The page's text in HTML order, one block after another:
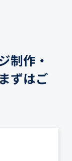
制作・
ずはご